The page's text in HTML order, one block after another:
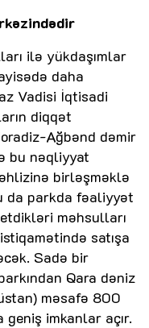
ilə yükdaşımlar
daha
Vadisi İqtisadi
diqqət
Ağbənd dəmir
bu nəqliyyat
birləşməklə
da parkda fəaliyyət
məhsulları
satışa
Sadə bir
Qara dəniz
məsafə 800
imkanlar açır.